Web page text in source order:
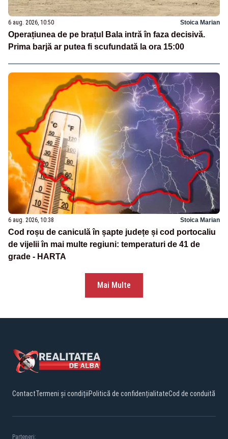
6 aug. 2026, 10:50 Stoica Marian
Operațiunea de pe brațul Bala intră în faza decisivă.
Prima barjă ar putea fi scufundată la ora 15:00
6 aug. 2026, 10:38 Stoica Marian
Cod roșu de caniculă în șapte județe și cod portocaliu
de vijelii în mai multe regiuni: temperaturi de 41 de
grade - HARTA
Mai Multe
ContactTermeni și condițiiPolitică de confidențialitateCod de conduită
Parteneri: